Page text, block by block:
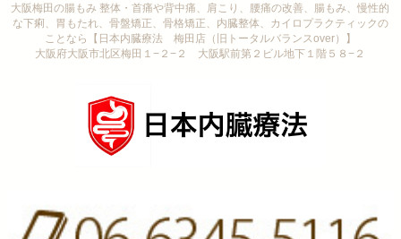
大阪梅田の腸もみ 整体・首痛や背中痛、肩こり、腰痛の改善、腸もみ、慢性的
な下痢、胃もたれ、骨盤矯正、骨格矯正、内臓整体、カイロプラクティックの
ことなら【日本内臓療法 梅田店（旧トータルバランスover）】
大阪府大阪市北区梅田１−２−２ 大阪駅前第２ビル地下１階５８−２